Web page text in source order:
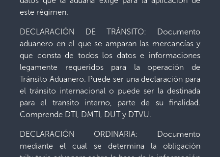
este régimen.
DECLARACIÓN DE TRÁNSITO: Documento
aduanero en el que se amparan las mercancías y
que consta de todos los datos e informaciones
legamente requeridos para la operación de
Tránsito Aduanero. Puede ser una declaración para
el tránsito internacional o puede ser la destinada
para el transito interno, parte de su finalidad.
Comprende DTI, DMTI, DUT y DTVU.
DECLARACIÓN ORDINARIA: Documento
mediante el cual se determina la obligación